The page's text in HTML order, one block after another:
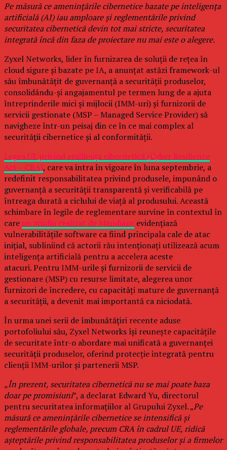
Pe măsură ce amenințările cibernetice bazate pe inteligența
artificială (AI) iau amploare și reglementările privind
securitatea cibernetică devin tot mai stricte, securitatea
integrată încă din faza de proiectare nu mai este o alegere.
Zyxel Networks, lider în furnizarea de soluții de rețea în
cloud sigure și bazate pe IA, a anunțat astăzi framework-ul
său îmbunătățit de guvernanță a securității produselor,
consolidându-și angajamentul pe termen lung de a ajuta
întreprinderile mici și mijlocii (IMM-uri) și furnizorii de
servicii gestionate (MSP – Managed Service Provider) să
navigheze într-un peisaj din ce în ce mai complex al
securității cibernetice și al conformității.
Legea UE privind reziliența cibernetică (Cyber Resilience
Act – CRA), care va intra în vigoare în luna septembrie, a
redefinit responsabilitatea privind produsele, impunând o
guvernanță a securității transparentă și verificabilă pe
întreaga durată a ciclului de viață al produsului. Această
schimbare în legile de reglementare survine în contextul în
careun studiu realizat de Mandiant evidențiază
vulnerabilitățile software ca fiind principala cale de atac
inițial, subliniind că actorii rău intenționați utilizează acum
inteligența artificială pentru a accelera aceste
atacuri. Pentru IMM-urile și furnizorii de servicii de
gestionare (MSP) cu resurse limitate, alegerea unor
furnizori de încredere, cu capacități mature de guvernanță
a securității, a devenit mai importantă ca niciodată.
În urma unei serii de îmbunătățiri recente aduse
portofoliului său, Zyxel Networks își reunește capacitățile
de securitate într-o abordare mai unificată a guvernanței
securității produselor, oferind protecție integrată pentru
clienții IMM-urilor și partenerii MSP.
„În prezent, securitatea cibernetică nu se mai poate baza
doar pe promisiuni”, a declarat Edward Yu, directorul
pentru securitatea informațiilor al Grupului Zyxel. „Pe
măsură ce amenințările cibernetice se intensifică și
reglementările globale, precum CRA în cadrul UE, ridică
așteptările privind responsabilitatea produselor și a firmelor